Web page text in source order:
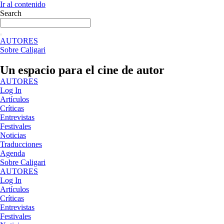
Ir al contenido
Search
AUTORES
Sobre Caligari
Un espacio para el cine de autor
AUTORES
Log In
Artículos
Críticas
Entrevistas
Festivales
Noticias
Traducciones
Agenda
Sobre Caligari
AUTORES
Log In
Artículos
Críticas
Entrevistas
Festivales